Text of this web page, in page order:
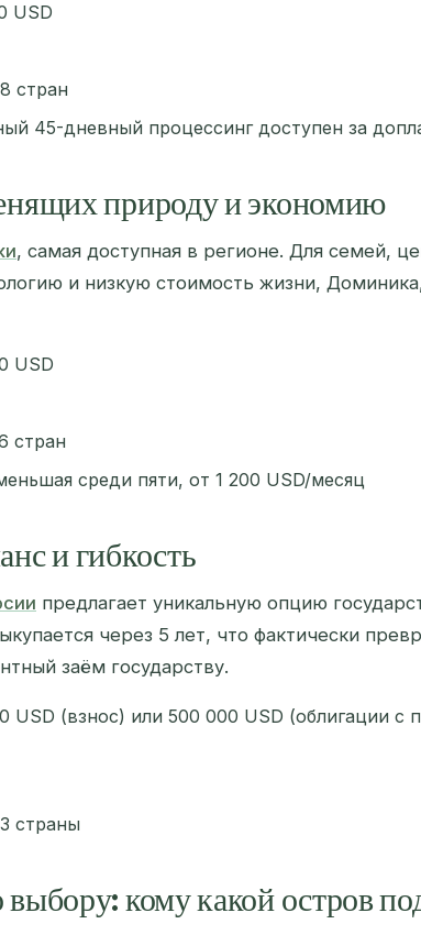
USD
стран
45-дневный процессинг доступен за
природу и экономию
, самая доступная в регионе. Для семей,
и низкую стоимость жизни,
USD
стран
среди пяти, от 1 200 USD/месяц
и гибкость
предлагает уникальную опцию
через 5 лет, что фактически
заём государству.
USD (взнос) или 500 000 USD (облигации с
страны
кому какой остров